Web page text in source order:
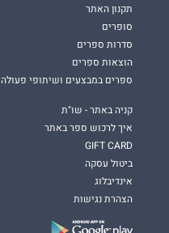
תקנון האתר
סופרים
סדרות ספרים
הוצאות ספרים
ספרים במבצעים ושיתופי פעולה
קניה באתר - שו"ת
איך לרכוש ספר באתר
GIFT CARD
ביטול עסקה
אינדיבלוג
הצהרת נגישות